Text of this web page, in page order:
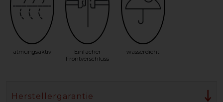
atmungsaktiv
Einfacher
Frontverschluss
wasserdicht
Herstellergarantie